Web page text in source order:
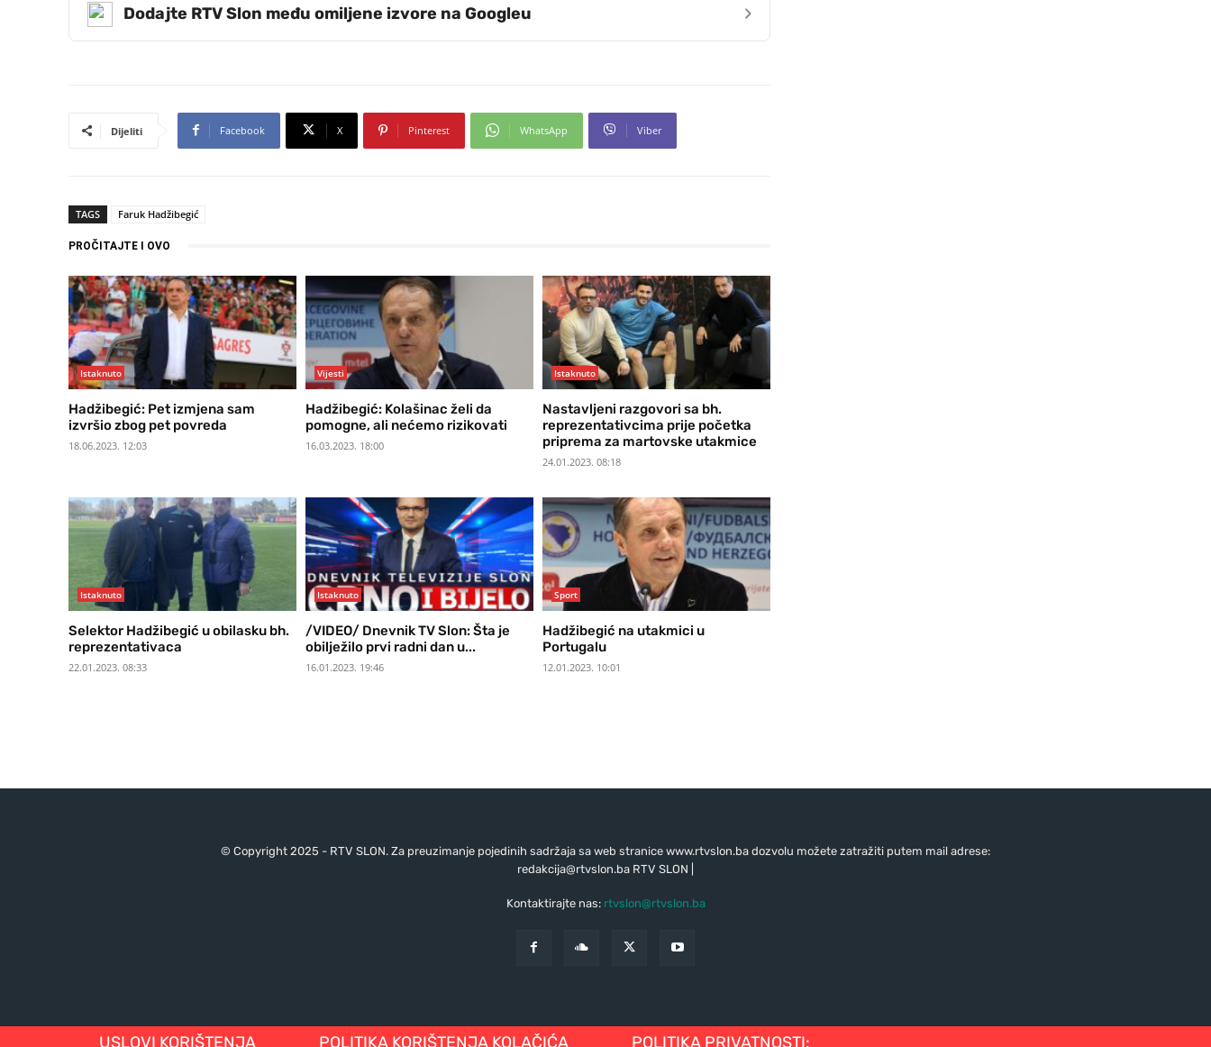
Dodajte RTV Slon među omiljene izvore na Googleu ›
Dijeliti Facebook X Pinterest WhatsApp Viber
TAGS Faruk Hadžibegić
PROČITAJTE I OVO
Istaknuto
Hadžibegić: Pet izmjena sam
izvršio zbog pet povreda
18.06.2023. 12:03
Vijesti
Hadžibegić: Kolašinac želi da
pomogne, ali nećemo rizikovati
16.03.2023. 18:00
Istaknuto
Nastavljeni razgovori sa bh.
reprezentativcima prije početka
priprema za martovske utakmice
24.01.2023. 08:18
Istaknuto
Selektor Hadžibegić u obilasku bh.
reprezentativaca
22.01.2023. 08:33
Istaknuto
/VIDEO/ Dnevnik TV Slon: Šta je
obilježilo prvi radni dan u...
16.01.2023. 19:46
Sport
Hadžibegić na utakmici u
Portugalu
12.01.2023. 10:01
© Copyright 2025 - RTV SLON. Za preuzimanje pojedinih sadržaja sa web stranice www.rtvslon.ba dozvolu možete zatražiti putem mail adrese:
redakcija@rtvslon.baRTV SLON |
Kontaktirajte nas: rtvslon@rtvslon.ba
USLOVI KORIŠTENJA POLITIKA KORIŠTENJA KOLAČIĆA POLITIKA PRIVATNOSTI: